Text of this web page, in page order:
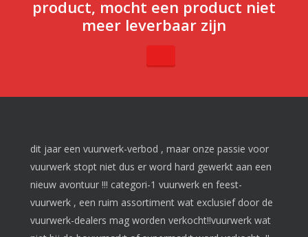
product, mocht een product niet
meer leverbaar zijn
dit jaar een vuurwerk-verbod , maar onze passie voor
vuurwerk stopt niet dus er word hard gewerkt aan een
nieuw avontuur !!! categori-1 vuurwerk en feest-
vuurwerk , een ruim assortiment wat exclusief door de
vuurwerk-dealers mag worden verkocht!!vuurwerk wat